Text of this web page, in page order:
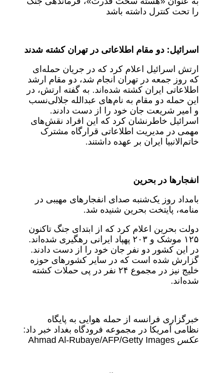
را تحت کنترل داشته باشد
اسرائیل: دو مقام اطلاعاتی در تهران کشته شدند
ارتش اسرائیل اعلام کرد که در جریان حمله‌ای
که روز جمعه در تهران انجام شد، دو مقام ارشد
اطلاعاتی ایران کشته شده‌اند. به گفته ارتش، در
این حمله دو مقام به نام‌های عبدالله جلالی‌نسب
و امیر شریعت جان خود را از دست دادند.
اسرائیل خاطرنشان کرد که این افراد نقش‌های
مهمی در مدیریت اطلاعاتی قرارگاه مشترک
خاتم‌الانبیا ایران بر عهده داشتند.
انفجارها در بحرین
بامداد روز یک‌شنبه صدای انفجارهای مهیبی در
منامه، پایتخت بحرین شنیده شد.
دولت بحرین اعلام کرد که از ابتدای جنگ تاکنون
۱۲۵ موشک و ۲۰۳ پهپاد ایرانی رهگیری شده‌اند.
در این کشور دو نفر جان خود را از دست دادند.
گزارش شده است که در سایر کشورهای حوزه
خلیج نیز در مجموع ۲۴ نفر در پی حملات کشته
شده‌اند.
خبرگزاری فرانسه از حمله هوایی به پایگاه
نظامی آمریکا در مجموعه فرودگاه بغداد خبر داد:
عکس